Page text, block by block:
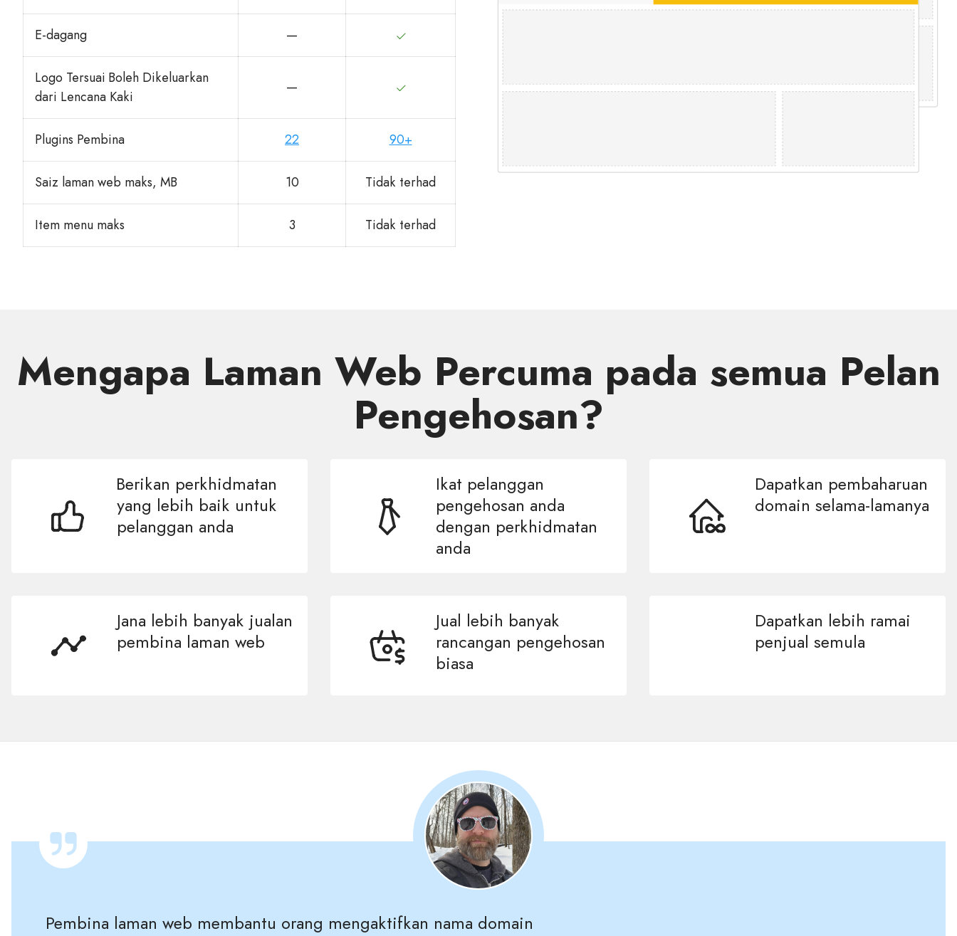
E-dagang —
Logo Tersuai Boleh Dikeluarkan
dari Lencana Kaki
—
Plugins Pembina 22 90+
Saiz laman web maks, MB 10 Tidak terhad
Item menu maks 3 Tidak terhad
Mengapa Laman Web Percuma pada semua Pelan
Pengehosan?
Berikan perkhidmatan
yang lebih baik untuk
pelanggan anda
Ikat pelanggan
pengehosan anda
dengan perkhidmatan
anda
Dapatkan pembaharuan
domain selama-lamanya
Jana lebih banyak jualan
pembina laman web
Jual lebih banyak
rancangan pengehosan
biasa
Dapatkan lebih ramai
penjual semula
Pembina laman web membantu orang mengaktifkan nama domain